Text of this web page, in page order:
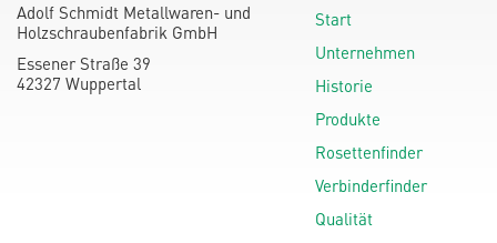
Adolf Schmidt Metallwaren- und
Holzschraubenfabrik GmbH
Essener Straße 39
42327 Wuppertal
Start
Unternehmen
Historie
Produkte
Rosettenfinder
Verbinderfinder
Qualität